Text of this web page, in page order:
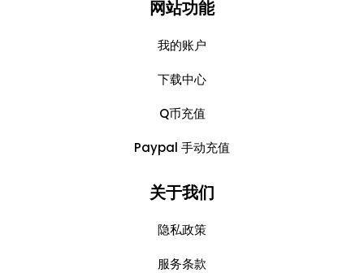
网站功能
我的账户
下载中心
Q币充值
Paypal 手动充值
关于我们
隐私政策
服务条款